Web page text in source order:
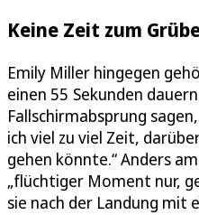
Keine Zeit zum
Emily Miller hingegen
einen 55 Sekunden
Fallschirmabsprung
ich viel zu viel Zeit,
gehen könnte.“ Anders
„flüchtiger Moment nur,
sie nach der Landung mit